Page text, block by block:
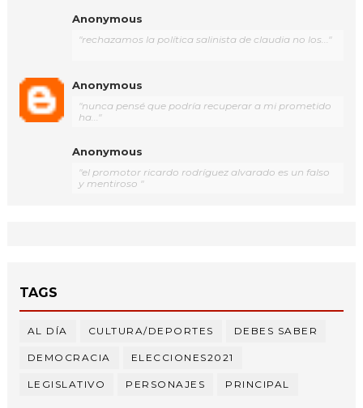
Anonymous
"rechazamos la política salinista de claudia no los..."
Anonymous
"nunca pensé que podría recuperar a mi prometido
ha..."
Anonymous
"el promotor ricardo rodríguez alvarado es un falso
y mentiroso "
TAGS
AL DÍA CULTURA/DEPORTES DEBES SABER
DEMOCRACIA ELECCIONES2021
LEGISLATIVO PERSONAJES PRINCIPAL